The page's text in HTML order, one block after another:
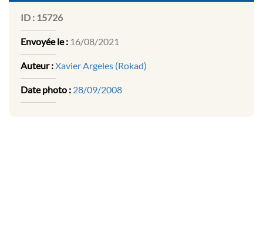
ID : 15726
Envoyée le : 16/08/2021
Auteur :Xavier Argeles (Rokad)
Date photo : 28/09/2008